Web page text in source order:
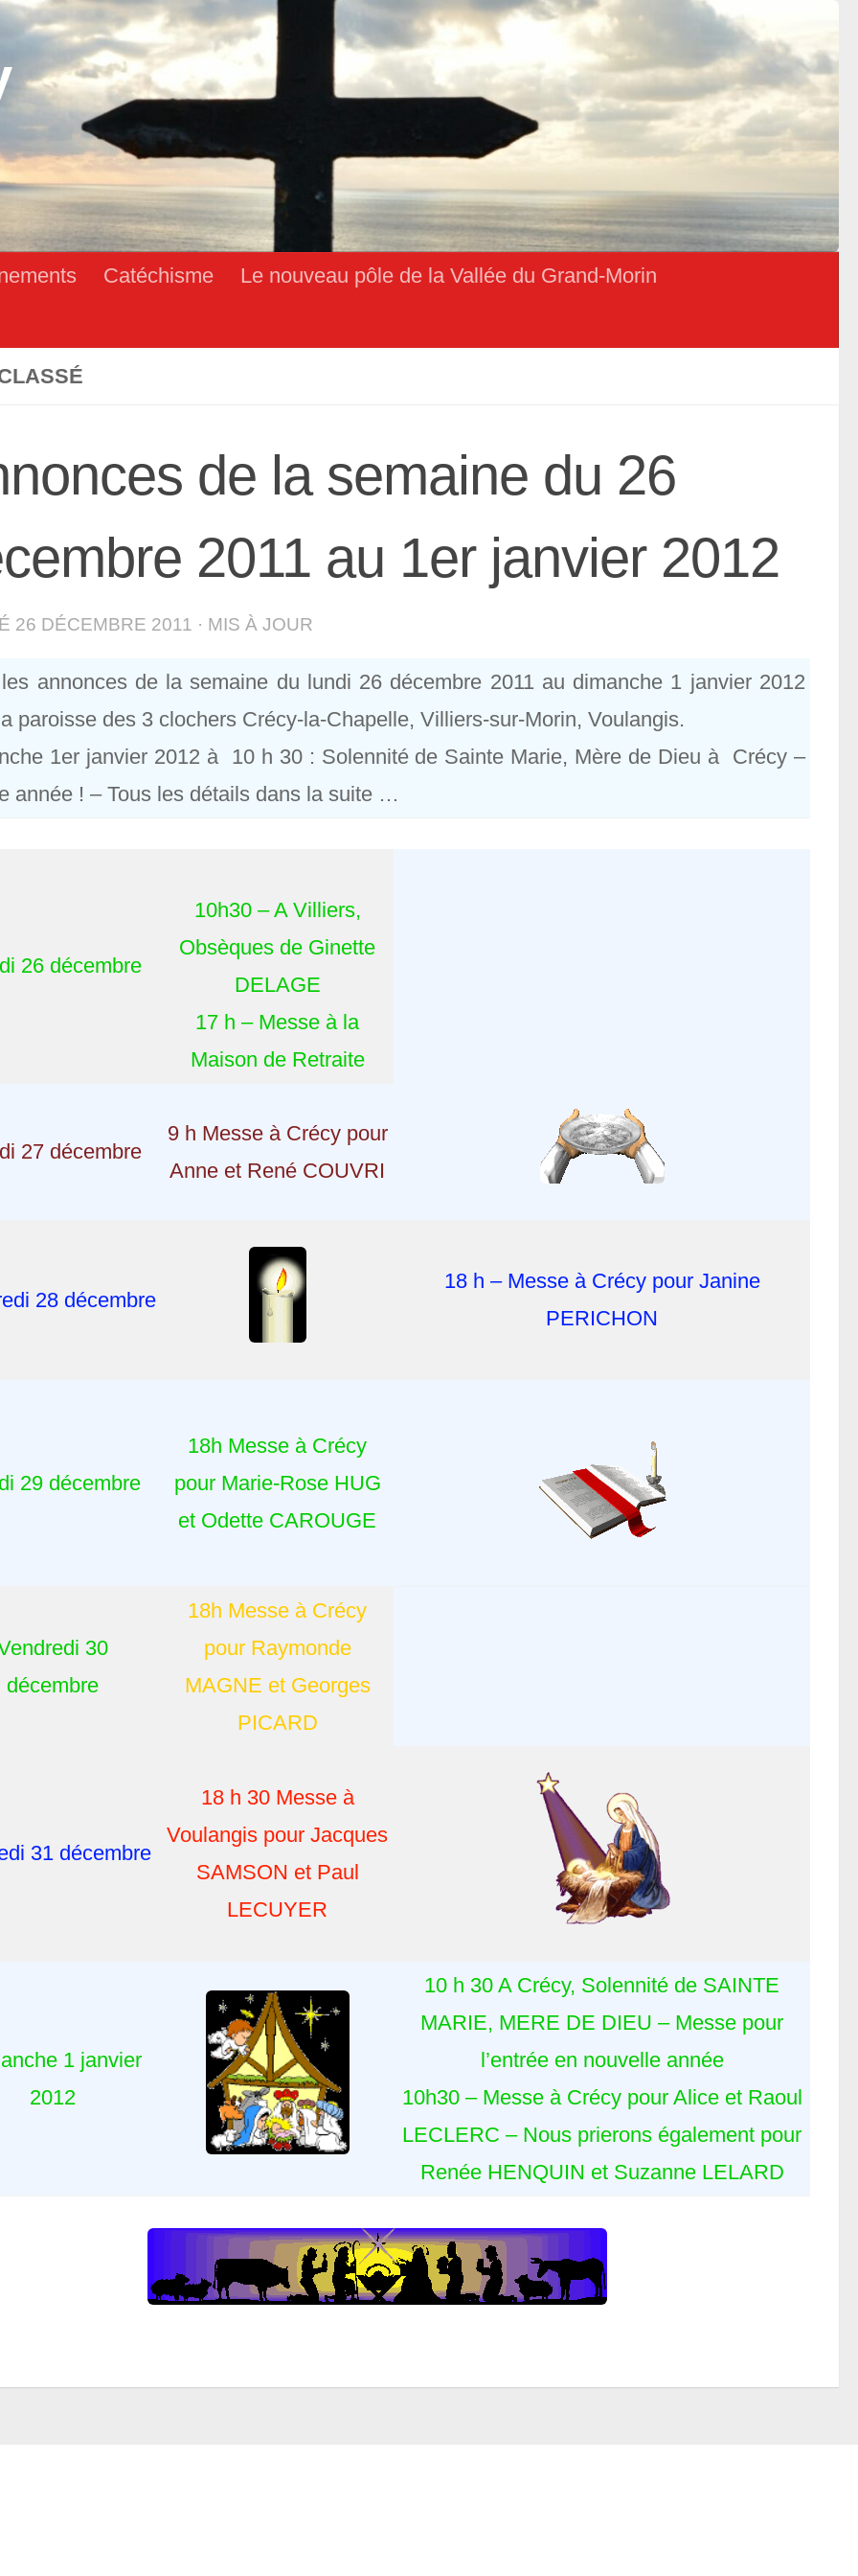
Catéchisme
Le nouveau pôle de la Vallée du Grand-Morin
de la semaine du 26
2011 au 1er janvier 2012
26 DÉCEMBRE 2011 · MIS À JOUR
annonces de la semaine du lundi 26 décembre 2011 au dimanche 1 janvier 2012
paroisse des 3 clochers Crécy-la-Chapelle, Villiers-sur-Morin, Voulangis.
1er janvier 2012 à 10 h 30 : Solennité de Sainte Marie, Mère de Dieu à Crécy –
année ! – Tous les détails dans la suite …
26 décembre
10h30 – A Villiers,
Obsèques de Ginette
DELAGE
17 h – Messe à la
Maison de Retraite
27 décembre
9 h Messe à Crécy pour
Anne et René COUVRI
28 décembre
18 h – Messe à Crécy pour Janine
PERICHON
29 décembre
18h Messe à Crécy
pour Marie-Rose HUG
et Odette CAROUGE
30
décembre
18h Messe à Crécy
pour Raymonde
MAGNE et Georges
PICARD
31 décembre
18 h 30 Messe à
Voulangis pour Jacques
SAMSON et Paul
LECUYER
1 janvier
2012
10 h 30 A Crécy, Solennité de SAINTE
MARIE, MERE DE DIEU – Messe pour
l’entrée en nouvelle année
10h30 – Messe à Crécy pour Alice et Raoul
LECLERC – Nous prierons également pour
Renée HENQUIN et Suzanne LELARD